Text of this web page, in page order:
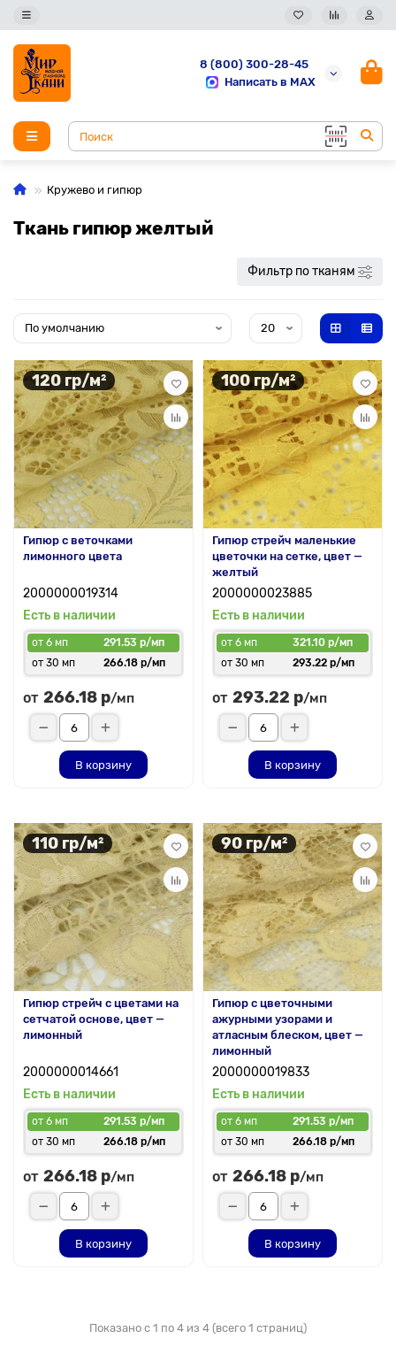
8 (800) 300-28-45
Написать в MAX
Кружево и гипюр
Ткань гипюр желтый
Фильтр по тканям
120 гр/м²
Гипюр с веточками
лимонного цвета
2000000019314
Есть в наличии
от 6 мп
291.53 р/мп
от 30 мп
266.18 р/мп
от 266.18 р/мп
В корзину
100 гр/м²
Гипюр стрейч маленькие
цветочки на сетке, цвет —
желтый
2000000023885
Есть в наличии
от 6 мп
321.10 р/мп
от 30 мп
293.22 р/мп
от 293.22 р/мп
В корзину
110 гр/м²
Гипюр стрейч с цветами на
сетчатой основе, цвет —
лимонный
2000000014661
Есть в наличии
от 6 мп
291.53 р/мп
от 30 мп
266.18 р/мп
от 266.18 р/мп
В корзину
90 гр/м²
Гипюр с цветочными
ажурными узорами и
атласным блеском, цвет —
лимонный
2000000019833
Есть в наличии
от 6 мп
291.53 р/мп
от 30 мп
266.18 р/мп
от 266.18 р/мп
В корзину
Показано с 1 по 4 из 4 (всего 1 страниц)